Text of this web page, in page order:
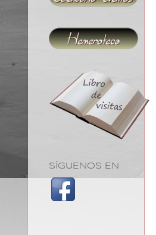
SÍGUENOS EN